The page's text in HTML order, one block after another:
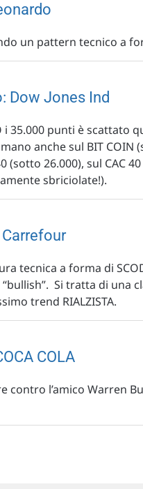
un pattern tecnico a
Dow Jones Ind
i 35.000 punti è
anche sul BIT COIN
(sotto 26.000), sul CAC
sbriciolate!).
tecnica a forma di
Si tratta di una
trend RIALZISTA.
COLA
contro l’amico Warren